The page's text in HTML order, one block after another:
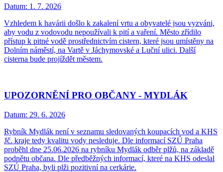
Datum: 1. 7. 2026
Vzhledem k havárii došlo k zakalení vrtu a obyvatelé jsou vyzváni,
aby vodu z vodovodu nepoužívali k pití a vaření. Město zřídilo
přístup k pitné vodě prostřednictvím cistern, které jsou umístěny na
Dolním náměstí, na Vartě v Jáchymovské a Luční ulici. Další
cisterna bude projíždět městem.
UPOZORNĚNÍ PRO OBČANY - MYDLÁK
Datum: 29. 6. 2026
Rybník Mydlák není v seznamu sledovaných koupacích vod a KHS
Jč. kraje tedy kvalitu vody nesleduje. Dle informací SZÚ Praha
proběhl dne 25.06.2026 na rybníku Mydlák odběr plžů, na základě
podnětu občana. Dle předběžných informací, které na KHS odeslal
SZÚ Praha, byli plži pozitivní na cerkárie.